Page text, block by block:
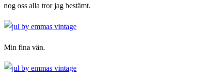
nog oss alla tror jag bestämt.
Min fina vän.